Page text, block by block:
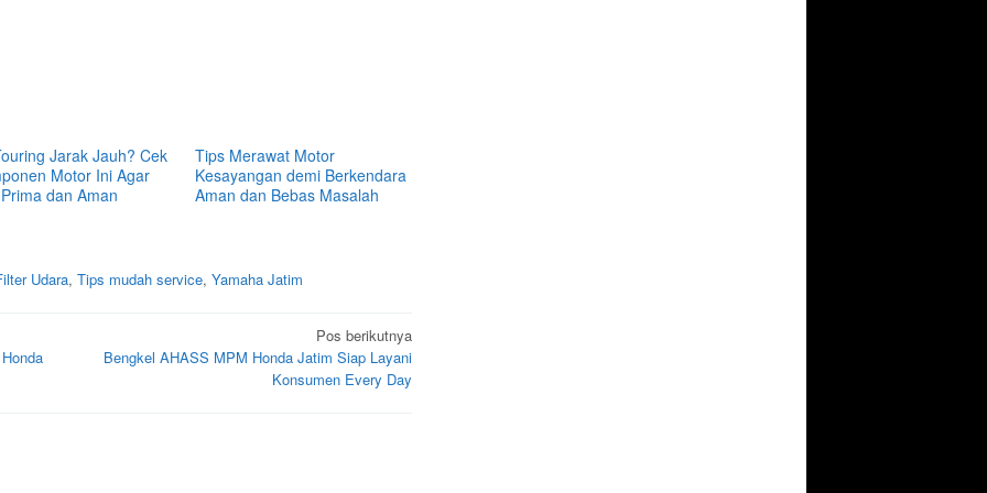
Jarak Jauh? Cek
Motor Ini Agar
dan Aman
Tips Merawat Motor
Kesayangan demi Berkendara
Aman dan Bebas Masalah
Udara, Tips mudah service, Yamaha Jatim
Pos berikutnya
Bengkel AHASS MPM Honda Jatim Siap Layani
Konsumen Every Day